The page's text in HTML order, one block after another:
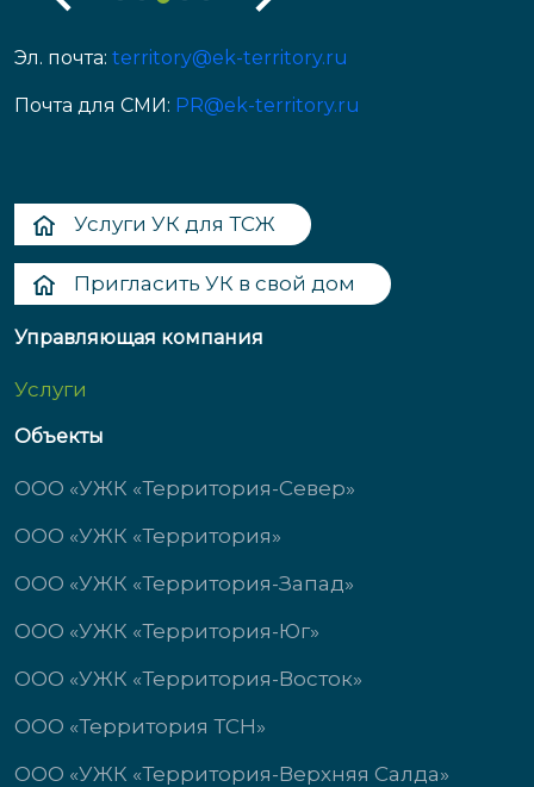
Эл. почта: territory@ek-territory.ru
Почта для СМИ: PR@ek-territory.ru
Услуги УК для ТСЖ
Пригласить УК в свой дом
Управляющая компания
Услуги
Объекты
ООО «УЖК «Территория-Север»
ООО «УЖК «Территория»
ООО «УЖК «Территория-Запад»
ООО «УЖК «Территория-Юг»
ООО «УЖК «Территория-Восток»
ООО «Территория ТСН»
ООО «УЖК «Территория-Верхняя Салда»